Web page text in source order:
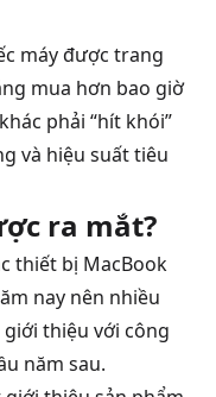
máy được trang
mua hơn bao giờ
phải “hít khói”
và hiệu suất tiêu
ra mắt?
thiết bị MacBook
nay nên nhiều
thiệu với công
năm sau.